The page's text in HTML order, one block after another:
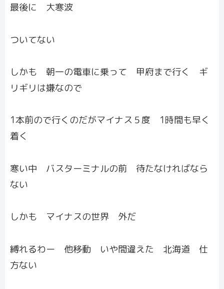
最後に 大寒波
ついてない
しかも 朝一の電車に乗って 甲府まで行く ギ
リギリは嫌なので
1本前ので行くのだがマイナス５度 1時間も早く
着く
寒い中 バスターミナルの前 待たなければなら
ない
しかも マイナスの世界 外だ
縛れるわー 他移動 いや間違えた 北海道 仕
方ない